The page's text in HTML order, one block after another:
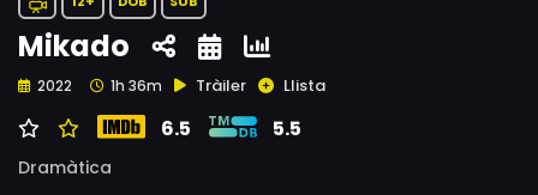
Mikado
2022 1h 36m Tràiler Llista
6.5 5.5
Dramàtica